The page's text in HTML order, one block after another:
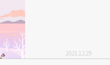
2021.12.29